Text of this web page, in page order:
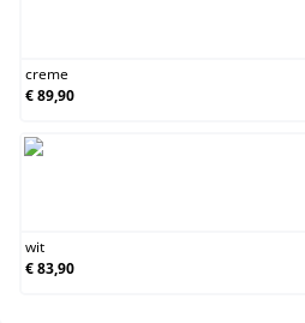
creme
€ 89,90
wit
€ 83,90